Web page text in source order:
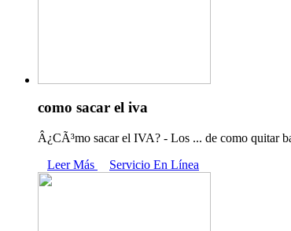
como sacar el iva
Â¿CÃ³mo sacar el IVA? - Los ... de como quitar
Leer Más
Servicio En Línea